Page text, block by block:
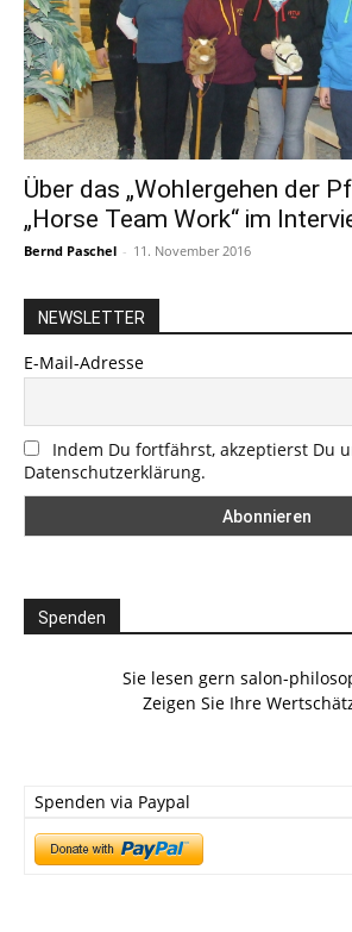
Über das „Wohlergehen der
„Horse Team Work“ im
Bernd Paschel - 11. November 2016
NEWSLETTER
E-Mail-Adresse
Indem Du fortfährst, akzeptierst Du
Datenschutzerklärung.
Spenden
Sie lesen gern salon-
Zeigen Sie Ihre
Spenden via Paypal